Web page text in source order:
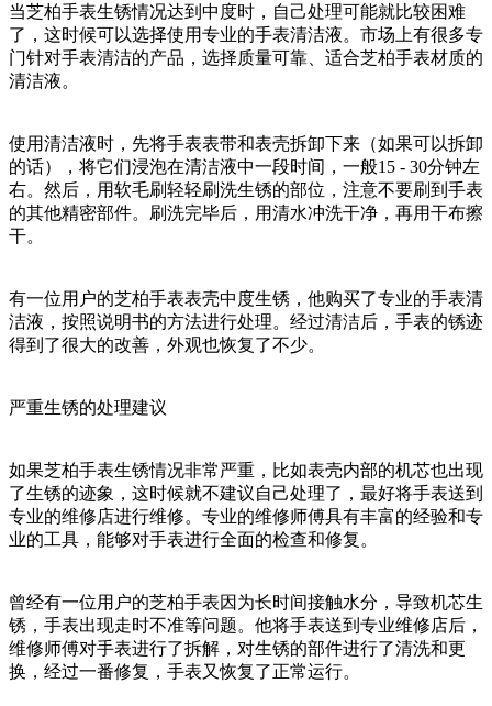
当芝柏手表生锈情况达到中度时，自己处理可能就比较困难
了，这时候可以选择使用专业的手表清洁液。市场上有很多专
门针对手表清洁的产品，选择质量可靠、适合芝柏手表材质的
清洁液。
使用清洁液时，先将手表表带和表壳拆卸下来（如果可以拆卸
的话），将它们浸泡在清洁液中一段时间，一般15 - 30分钟左
右。然后，用软毛刷轻轻刷洗生锈的部位，注意不要刷到手表
的其他精密部件。刷洗完毕后，用清水冲洗干净，再用干布擦
干。
有一位用户的芝柏手表表壳中度生锈，他购买了专业的手表清
洁液，按照说明书的方法进行处理。经过清洁后，手表的锈迹
得到了很大的改善，外观也恢复了不少。
严重生锈的处理建议
如果芝柏手表生锈情况非常严重，比如表壳内部的机芯也出现
了生锈的迹象，这时候就不建议自己处理了，最好将手表送到
专业的维修店进行维修。专业的维修师傅具有丰富的经验和专
业的工具，能够对手表进行全面的检查和修复。
曾经有一位用户的芝柏手表因为长时间接触水分，导致机芯生
锈，手表出现走时不准等问题。他将手表送到专业维修店后，
维修师傅对手表进行了拆解，对生锈的部件进行了清洗和更
换，经过一番修复，手表又恢复了正常运行。